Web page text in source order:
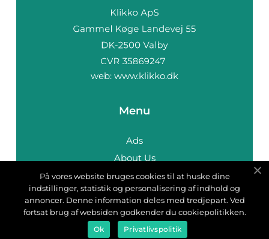
web: www.klikko.dk
Menu
Ads
About Us
Cookies
Contact
Sitemap
På vores website bruges cookies til at huske dine
indstillinger, statistik og personalisering af indhold og
annoncer. Denne information deles med tredjepart. Ved
fortsat brug af websiden godkender du cookiepolitikken.
Ok Privatlivspolitik